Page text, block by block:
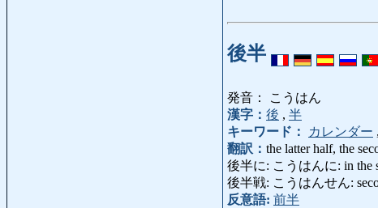
後半
発音： こうはん
漢字： 後 , 半
キーワード：
カレンダー ,
翻訳： the latter half, the
後半に: こうはんに: in the
後半戦: こうはんせん:
反意語: 前半